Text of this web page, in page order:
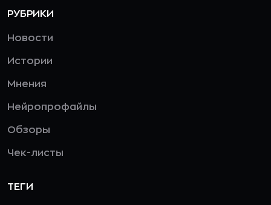
РУБРИКИ
Новости
Истории
Мнения
Нейропрофайлы
Обзоры
Чек-листы
ТЕГИ